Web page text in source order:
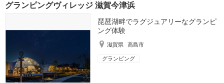
グランピングヴィレッジ 滋賀今津浜
琵琶湖畔でラグジュアリーなグランピ
ング体験
滋賀県 高島市
グランピング